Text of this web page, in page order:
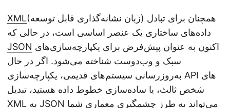
n
XML(زبان نشانه‌گذاری قابل توسعه) همچنان برای تبادل
داده‌های ساختاری یک عنصر اساسی است، در حالی که
JSON
سبک و وب‌دوست شناخته می‌شود. اگر در حال
به‌روزرسانی سیستم‌های قدیمی، یکپارچه‌سازی API های
شخص ثالث، یا ساده‌سازی خطوط داده هستید، تبدیل
XML به JSON می‌تواند به طرز چشمگیری معماری شما